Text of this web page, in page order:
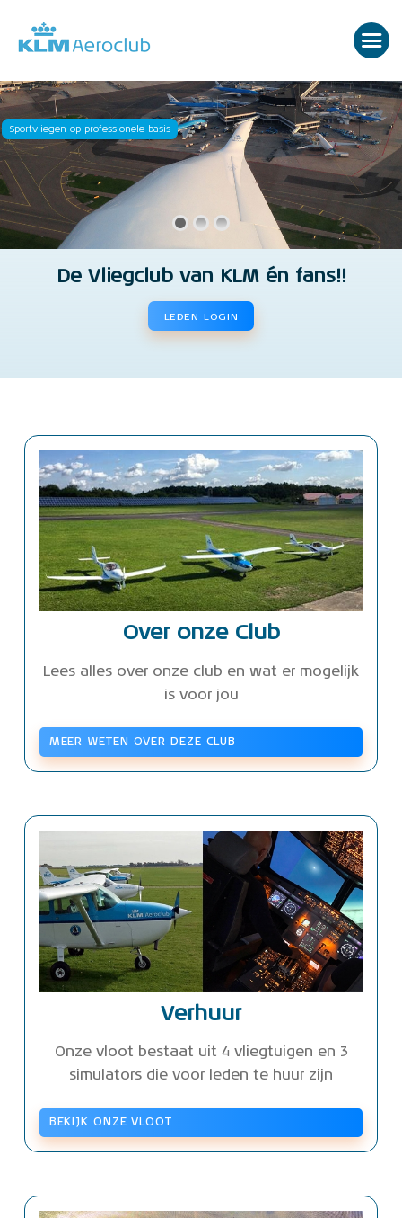
Sportvliegen op professionele basis
De Vliegclub van KLM én fans!!
LEDEN LOGIN
Over onze Club
Lees alles over onze club en wat er mogelijk
is voor jou
MEER WETEN OVER DEZE CLUB
Verhuur
Onze vloot bestaat uit 4 vliegtuigen en 3
simulators die voor leden te huur zijn
BEKIJK ONZE VLOOT